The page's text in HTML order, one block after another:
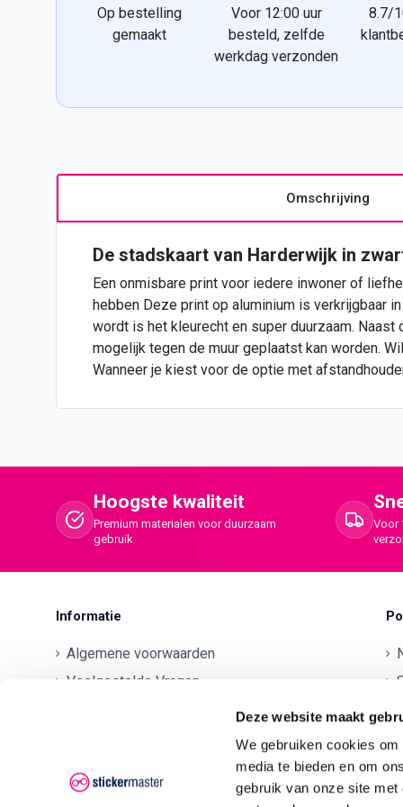
Deze website maakt
We gebruiken cookies
media te bieden en om
gebruik van onze site
Op bestelling
gemaakt
Voor 12:00 uur
besteld, zelfde
werkdag verzonden
8.7/
Omschrijving
De stadskaart van Harderwijk in
Een onmisbare print voor iedere inwoner of
hebben Deze print op aluminium is verkrijgbaar
wordt is het kleurecht en super duurzaam.
mogelijk tegen de muur geplaatst kan worden.
Wanneer je kiest voor de optie met
Hoogste kwaliteit
Premium materialen voor duurzaam
gebruik
Voor
Informatie
Algemene voorwaarden
Veelgestelde Vragen
Klachten